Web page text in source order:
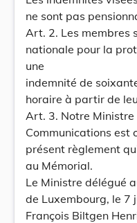
ne sont pas
Art. 2. Les membres
nationale pour la
une
indemnité de
horaire à partir de
Art. 3. Notre Ministre
Communications est
présent règlement
au Mémorial.
Le Ministre délégué
de Luxembourg, le 7
François Biltgen